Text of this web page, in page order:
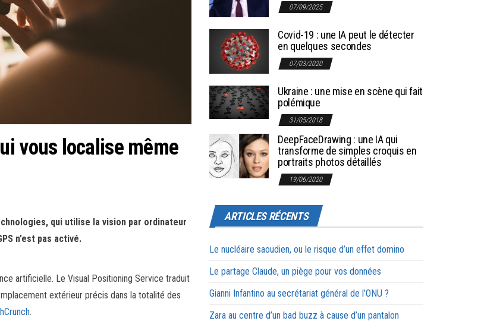
vous localise même
qui utilise la vision par ordinateur
n’est pas activé.
artificielle. Le Visual Positioning Service traduit
extérieur précis dans la totalité des
.
07/09/2025
Covid-19 : une IA peut le détecter
en quelques secondes
07/03/2020
Ukraine : une mise en scène qui fait
polémique
31/05/2018
DeepFaceDrawing : une IA qui
transforme de simples croquis en
portraits photos détaillés
19/06/2020
ARTICLES RÉCENTS
Le nucléaire saoudien, ou le risque d’un effet domino
Le partage Claude, un piège pour vos données
Gianni Infantino au secrétariat général de l’ONU ?
Zara au centre d’un bad buzz à cause d’un pantalon